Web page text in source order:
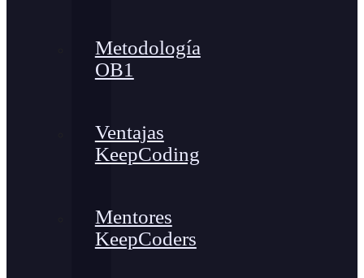
Metodología
OB1
Ventajas
KeepCoding
Mentores
KeepCoders